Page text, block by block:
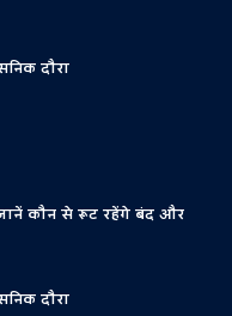
दौरा
कौन से रूट रहेंगे बंद और
दौरा